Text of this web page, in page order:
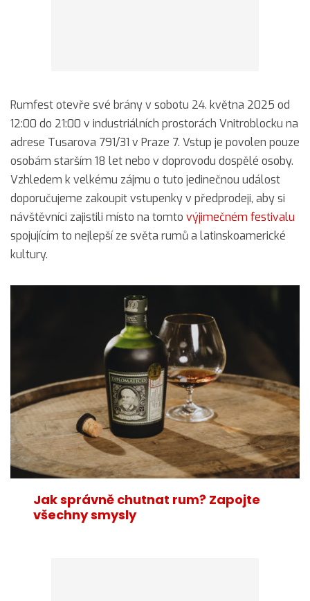
Rumfest otevře své brány v sobotu 24. května 2025 od
12:00 do 21:00 v industriálních prostorách Vnitroblocku na
adrese Tusarova 791/31 v Praze 7. Vstup je povolen pouze
osobám starším 18 let nebo v doprovodu dospělé osoby.
Vzhledem k velkému zájmu o tuto jedinečnou událost
doporučujeme zakoupit vstupenky v předprodeji, aby si
návštěvníci zajistili místo na tomto výjimečném festivalu
spojujícím to nejlepší ze světa rumů a latinskoamerické
kultury.
Jak správně chutnat rum? Zapojte
všechny smysly